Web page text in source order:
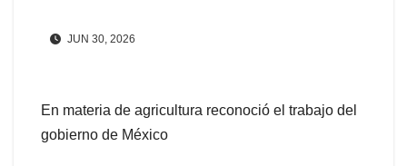
JUN 30, 2026
En materia de agricultura reconoció el trabajo del
gobierno de México